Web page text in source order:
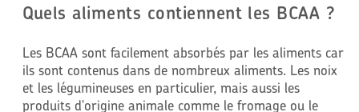
Quels aliments contiennent les BCAA ?
Les BCAA sont facilement absorbés par les aliments car
ils sont contenus dans de nombreux aliments. Les noix
et les légumineuses en particulier, mais aussi les
produits d'origine animale comme le fromage ou le